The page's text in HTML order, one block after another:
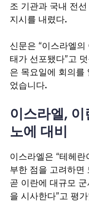
조 기관과 국내 전
지시를 내렸다.
신문은 “이스라엘
태가 선포됐다”고
은 목요일에 회의를
었습니다.
이스라엘,
노에 대비
이스라엘은 “테헤
부한 점을 고려하면
곧 이란에 대규모
을 시사한다”고 평